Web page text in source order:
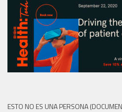
ESTO NO ES UNA PERSONA